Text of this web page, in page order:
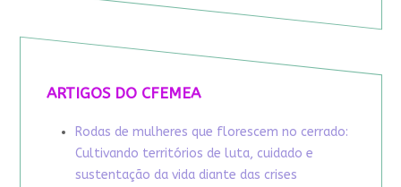
ARTIGOS DO CFEMEA
Rodas de mulheres que florescem no cerrado:
Cultivando territórios de luta, cuidado e
sustentação da vida diante das crises